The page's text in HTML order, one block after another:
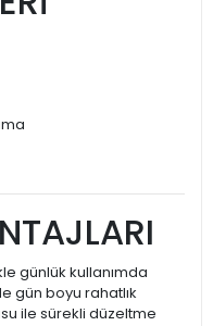
günlük kullanımda
gün boyu rahatlık
ile sürekli düzeltme